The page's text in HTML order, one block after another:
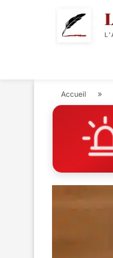
Accueil »